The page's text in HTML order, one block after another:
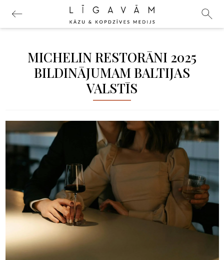
MICHELIN RESTORĀNI 2025
BILDINĀJUMAM BALTIJAS
VALSTĪS